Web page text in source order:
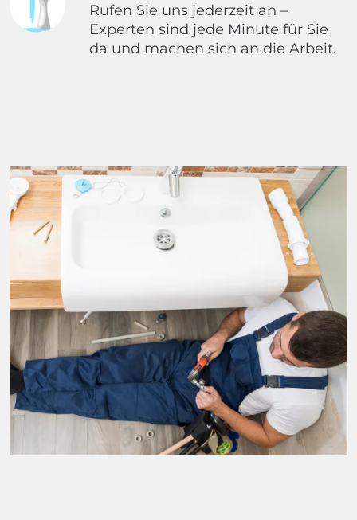
Rufen Sie uns jederzeit an –
Experten sind jede Minute für Sie
da und machen sich an die Arbeit.